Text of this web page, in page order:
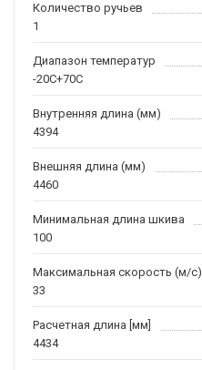
Количество ручьев
1
Диапазон температур
-20С+70С
Внутренняя длина (мм)
4394
Внешняя длина (мм)
4460
Минимальная длина шкива
100
Максимальная скорость (м/c)
33
Расчетная длина [мм]
4434